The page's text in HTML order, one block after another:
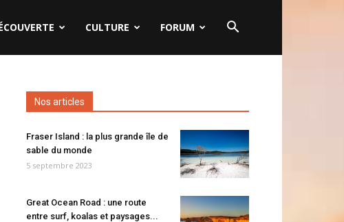
CULTURE FORUM
Nos articles
Fraser Island : la plus grande île de
sable du monde
5 septembre 2023
Great Ocean Road : une route
entre surf, koalas et paysages...